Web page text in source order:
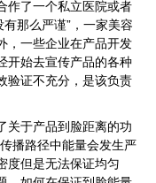
作了一个私立医院或者
那么严谨”，一家美容
，一些企业在产品开发
开始去宣传产品的各种
验证不充分，是该负责
于产品到脸距离的功
播路径中能量会发生严
度但是无法保证均匀